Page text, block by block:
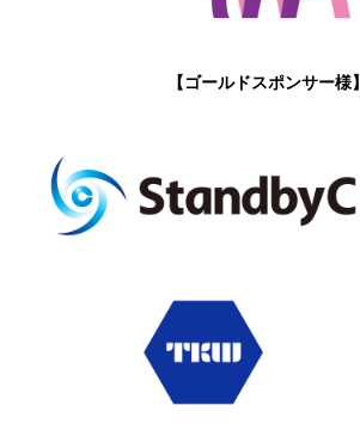
【ゴールドスポンサー様】